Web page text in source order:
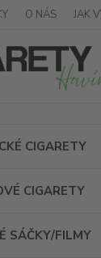
O NÁS JAK
CIGARETY
CIGARETY
SÁČKY/FILMY